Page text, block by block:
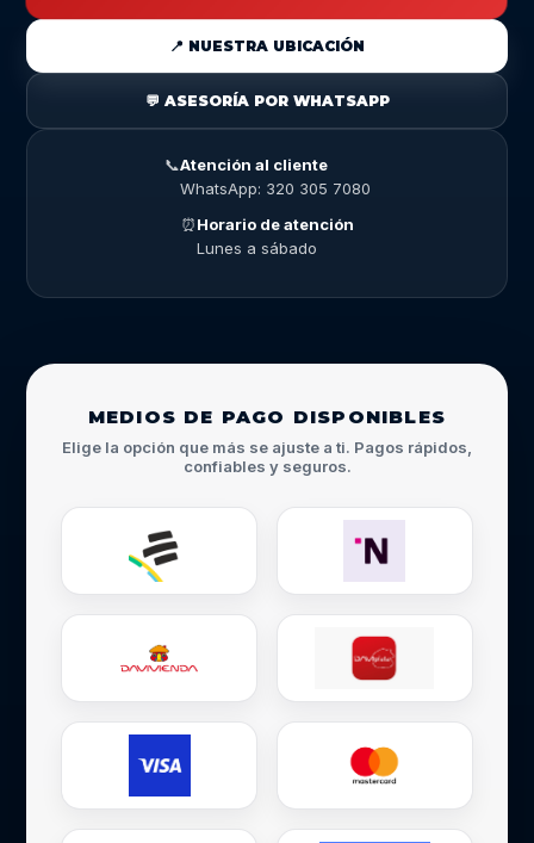
📍 NUESTRA UBICACIÓN
💬 ASESORÍA POR WHATSAPP
📞Atención al cliente
WhatsApp: 320 305 7080
⏰Horario de atención
Lunes a sábado
MEDIOS DE PAGO DISPONIBLES
Elige la opción que más se ajuste a ti. Pagos rápidos,
confiables y seguros.